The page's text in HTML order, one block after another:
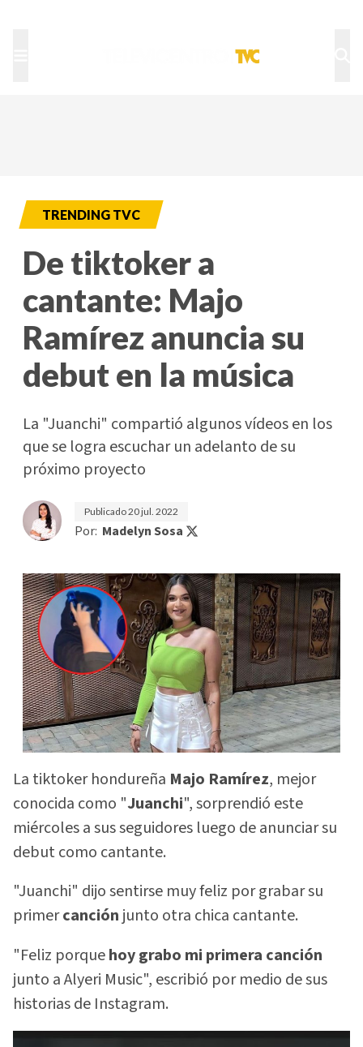
TRENDING TVC
De tiktoker a
cantante: Majo
Ramírez anuncia su
debut en la música
La "Juanchi" compartió algunos vídeos en los
que se logra escuchar un adelanto de su
próximo proyecto
Publicado20 jul. 2022
Por: Madelyn Sosa
La tiktoker hondureña Majo Ramírez, mejor
conocida como "Juanchi", sorprendió este
miércoles a sus seguidores luego de anunciar su
debut como cantante.
"Juanchi" dijo sentirse muy feliz por grabar su
primercanción junto otra chica cantante.
"Feliz porquehoy grabo mi primera canción
junto a Alyeri Music", escribió por medio de sus
historias de Instagram.